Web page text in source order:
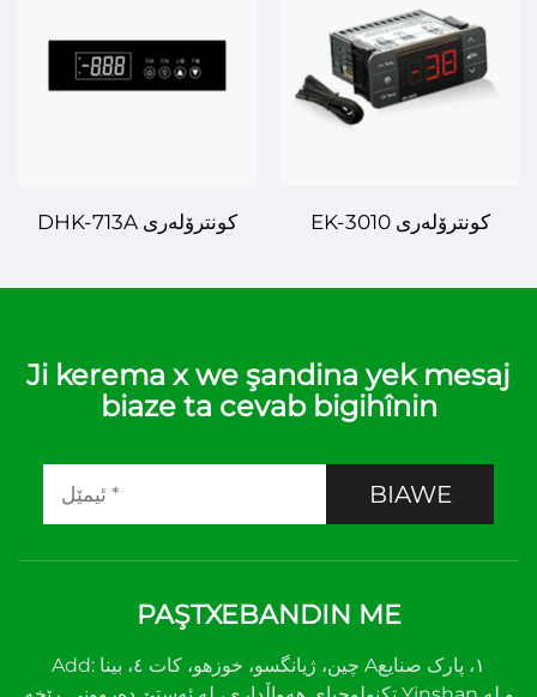
کاروبارەکانی جیاواز
DHK-713A کونترۆلەری
نوێ لەسەر کاروبارەکانی
EK-3010 کونترۆلەری
و کاریگەری لەسەر
Ji kerema x we şandina yek mesaj
biaze ta cevab bigihînin
BIAWE
PAŞTXEBANDIN ME
Add: چین، ژیانگسو، خوزهو، کات ٤، بینا A١، پارک صنایع